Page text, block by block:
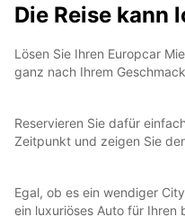
Die Reise kann
Lösen Sie Ihren Europcar
ganz nach Ihrem Geschmack
Reservieren Sie dafür
Zeitpunkt und zeigen Sie
Egal, ob es ein wendiger
ein luxuriöses Auto für Ihren